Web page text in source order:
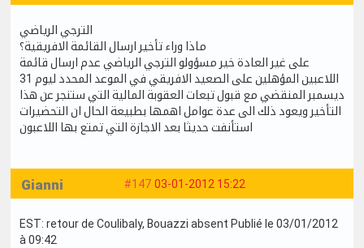
الترجي الرياضي
ماذا وراء تأخير ارسال القائمة الافريقية؟
على غير العادة خير مسؤولو الترجي الرياضي عدم ارسال قائمة
اللاعبين المؤهلين على الصعيد الافريقي في الموعد المحدد ليوم 31
ديسمبر المنقضي مع قبول تبعات العقوبة المالية التي ستنجر عن هذا
التأخير ويعود ذلك الى عدة عوامل اهمها بطبيعة الحال ان التحضيرات
استأنفت حديثا بعد الاجازة التي تمتع بها اللاعبون
#147 03-01-2012 15:22
Gianni
EST: retour de Coulibaly, Bouazzi absent Publié le 03/01/2012
à 09:42